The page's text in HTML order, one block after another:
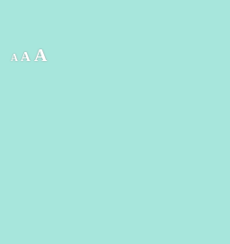
A Decrease
A Reset
A